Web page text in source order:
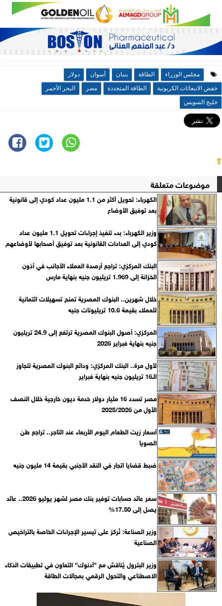
مجلس الوزراء الطاقة بنبان أسوان
دولار
خفض الانبعاثات الكربونية
الطاقة المتجددة مصر
البحر الأحمر
خليج السويس
⇧
موضوعات متعلقة
الكهرباء: تحويل أكثر من 1.1 مليون عداد كودي إلى قانونية
بعد توفيق الأوضاع
وزير الكهرباء: بدء تنفيذ إجراءات تحويل 1.1 مليون عداد
كودي إلى العدادات القانونية بعد توفيق أصحابها لأوضاعهم
البنك المركزي: تراجع أرصدة العملاء الأجانب في أذون
الخزانة إلى 1.969 تريليون جنيه بنهاية مارس
خلال شهرين.. البنوك المصرية تمنح تسهيلات ائتمانية
للعملاء بقيمة 10.6 تريليونات جنيه
المركزي: أصول البنوك المصرية ترتفع إلى 24.9 تريليون
جنيه بنهاية فبراير 2026
لأول مرة.. البنك المركزي: ودائع البنوك المصرية تتجاوز
الـ16 تريليون جنيه بنهاية فبراير
مصر تسدد 16 مليار دولار خدمة ديون خارجية خلال النصف
الأول من 2025/2026
أسعار زيت الطعام اليوم الأربعاء عند التاجر.. تراجع طن
الصويا
ضبط قضايا اتجار في النقد الأجنبي بقيمة 14 مليون جنيه
سعر عائد حسابات توفير بنك مصر لشهر يوليو 2026.. عائد
يصل إلى 17.50%
وزير الصناعة: نُركز على تيسير الإجراءات الخاصة بالتراخيص
الصناعية
وزير البترول يُناقش مع ”أدنوك” التعاون في تطبيقات الذكاء
الاصطناعي والتحول الرقمي بمجالات الطاقة